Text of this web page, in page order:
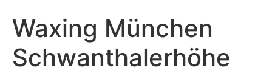
Waxing München
Schwanthalerhöhe